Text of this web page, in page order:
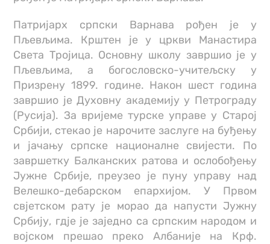
Патријарх српски Варнава рођен је у
Пљевљима. Крштен је у цркви Манастира
Света Тројица. Основну школу завршио је у
Пљевљима, а богословско-учитељску у
Призрену 1899. године. Након шест година
завршио је Духовну академију у Петрограду
(Русија). За вријеме турске управе у Старој
Србији, стекао је нарочите заслуге на буђењу
и јачању српске националне свијести. По
завршетку Балканских ратова и ослобођењу
Јужне Србије, преузео је пуну управу над
Велешко-дебарском епархијом. У Првом
свјетском рату је морао да напусти Јужну
Србију, гдје је заједно са српским народом и
војском прешао преко Албаније на Крф.